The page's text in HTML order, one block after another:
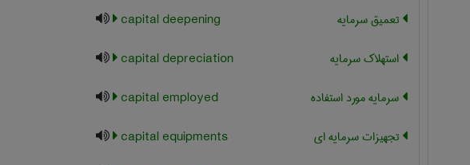
تعمیق سرمایه
capital deepening
استهلاک سرمایه
capital depreciation
سرمایه مورد استفاده
capital employed
تجهیزات سرمایه ای
capital equipments